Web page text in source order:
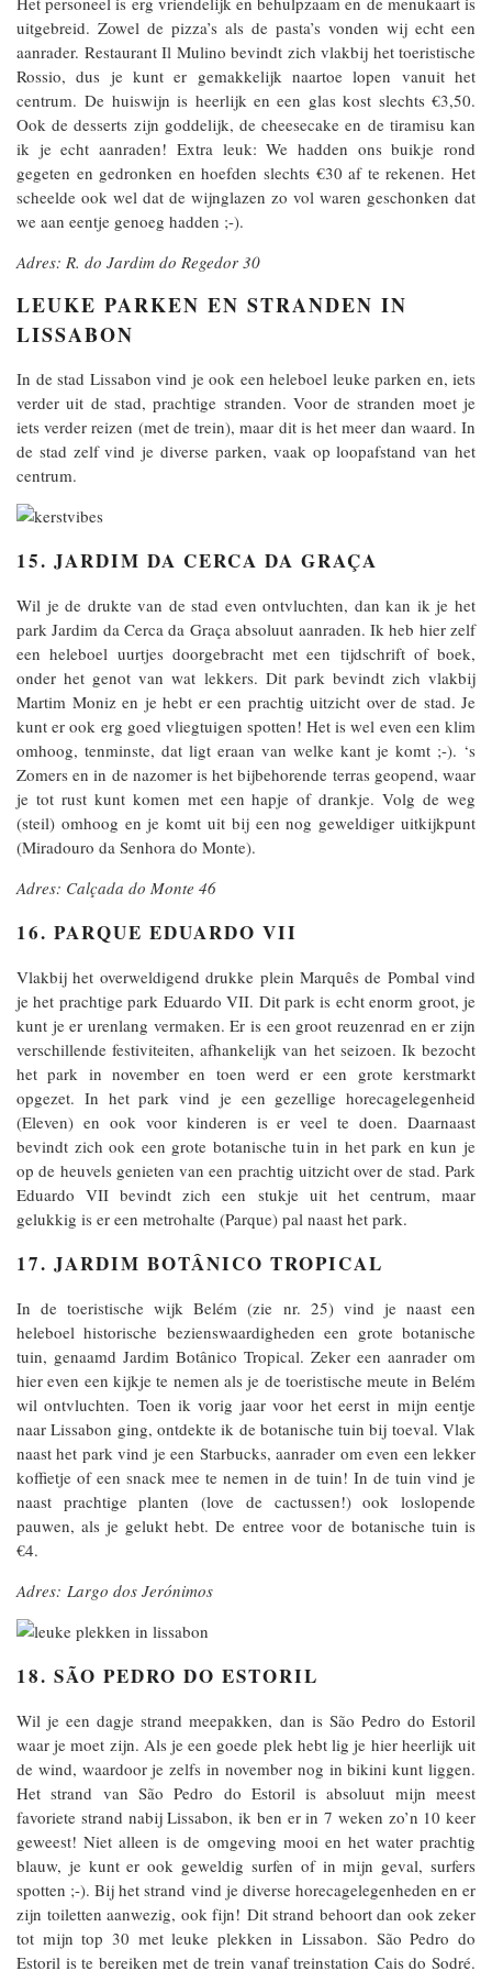
uitgebreid. Zowel de pizza’s als de pasta’s vonden wij echt een
aanrader. Restaurant Il Mulino bevindt zich vlakbij het toeristische
Rossio, dus je kunt er gemakkelijk naartoe lopen vanuit het
centrum. De huiswijn is heerlijk en een glas kost slechts €3,50.
Ook de desserts zijn goddelijk, de cheesecake en de tiramisu kan
ik je echt aanraden! Extra leuk: We hadden ons buikje rond
gegeten en gedronken en hoefden slechts €30 af te rekenen. Het
scheelde ook wel dat de wijnglazen zo vol waren geschonken dat
we aan eentje genoeg hadden ;-).
Adres: R. do Jardim do Regedor 30
LEUKE PARKEN EN STRANDEN IN
LISSABON
In de stad Lissabon vind je ook een heleboel leuke parken en, iets
verder uit de stad, prachtige stranden. Voor de stranden moet je
iets verder reizen (met de trein), maar dit is het meer dan waard. In
de stad zelf vind je diverse parken, vaak op loopafstand van het
centrum.
15. JARDIM DA CERCA DA GRAÇA
Wil je de drukte van de stad even ontvluchten, dan kan ik je het
park Jardim da Cerca da Graça absoluut aanraden. Ik heb hier zelf
een heleboel uurtjes doorgebracht met een tijdschrift of boek,
onder het genot van wat lekkers. Dit park bevindt zich vlakbij
Martim Moniz en je hebt er een prachtig uitzicht over de stad. Je
kunt er ook erg goed vliegtuigen spotten! Het is wel even een klim
omhoog, tenminste, dat ligt eraan van welke kant je komt ;-). ‘s
Zomers en in de nazomer is het bijbehorende terras geopend, waar
je tot rust kunt komen met een hapje of drankje. Volg de weg
(steil) omhoog en je komt uit bij een nog geweldiger uitkijkpunt
(Miradouro da Senhora do Monte).
Adres: Calçada do Monte 46
16. PARQUE EDUARDO VII
Vlakbij het overweldigend drukke plein Marquês de Pombal vind
je het prachtige park Eduardo VII. Dit park is echt enorm groot, je
kunt je er urenlang vermaken. Er is een groot reuzenrad en er zijn
verschillende festiviteiten, afhankelijk van het seizoen. Ik bezocht
het park in november en toen werd er een grote kerstmarkt
opgezet. In het park vind je een gezellige horecagelegenheid
(Eleven) en ook voor kinderen is er veel te doen. Daarnaast
bevindt zich ook een grote botanische tuin in het park en kun je
op de heuvels genieten van een prachtig uitzicht over de stad. Park
Eduardo VII bevindt zich een stukje uit het centrum, maar
gelukkig is er een metrohalte (Parque) pal naast het park.
17. JARDIM BOTÂNICO TROPICAL
In de toeristische wijk Belém (zie nr. 25) vind je naast een
heleboel historische bezienswaardigheden een grote botanische
tuin, genaamd Jardim Botânico Tropical. Zeker een aanrader om
hier even een kijkje te nemen als je de toeristische meute in Belém
wil ontvluchten. Toen ik vorig jaar voor het eerst in mijn eentje
naar Lissabon ging, ontdekte ik de botanische tuin bij toeval. Vlak
naast het park vind je een Starbucks, aanrader om even een lekker
koffietje of een snack mee te nemen in de tuin! In de tuin vind je
naast prachtige planten (love de cactussen!) ook loslopende
pauwen, als je gelukt hebt. De entree voor de botanische tuin is
€4.
Adres: Largo dos Jerónimos
18. SÃO PEDRO DO ESTORIL
Wil je een dagje strand meepakken, dan is São Pedro do Estoril
waar je moet zijn. Als je een goede plek hebt lig je hier heerlijk uit
de wind, waardoor je zelfs in november nog in bikini kunt liggen.
Het strand van São Pedro do Estoril is absoluut mijn meest
favoriete strand nabij Lissabon, ik ben er in 7 weken zo’n 10 keer
geweest! Niet alleen is de omgeving mooi en het water prachtig
blauw, je kunt er ook geweldig surfen of in mijn geval, surfers
spotten ;-). Bij het strand vind je diverse horecagelegenheden en er
zijn toiletten aanwezig, ook fijn! Dit strand behoort dan ook zeker
tot mijn top 30 met leuke plekken in Lissabon. São Pedro do
Estoril is te bereiken met de trein vanaf treinstation Cais do Sodré.